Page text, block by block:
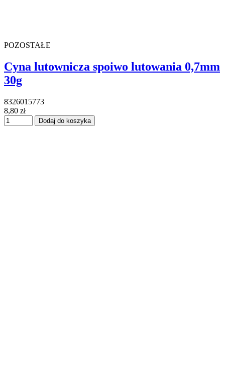
POZOSTAŁE
Cyna lutownicza spoiwo lutowania 0,7mm
30g
8326015773
8,80 zł
Dodaj do koszyka